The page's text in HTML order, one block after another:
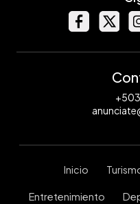
Inicio
Entretenimiento